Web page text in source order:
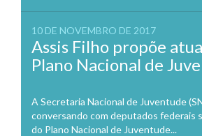
10 DE NOVEMBRO DE 2017
Assis Filho propõe
Plano Nacional de
A Secretaria Nacional de Juventude
conversando com deputados federais
do Plano Nacional de Juventude...